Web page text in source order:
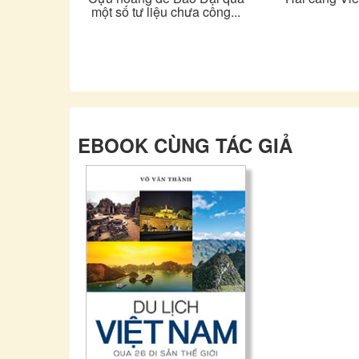
một số tư liệu chưa công...
EBOOK CÙNG TÁC GIẢ